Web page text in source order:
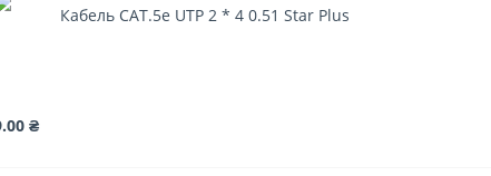
Кабель CAT.5e UTP 2 * 4 0.51 Star Plus
₴